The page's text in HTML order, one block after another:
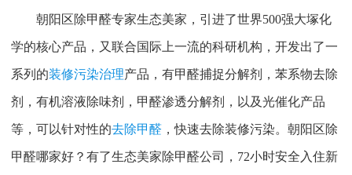
朝阳区除甲醛专家生态美家，引进了世界500强大塚化
学的核心产品，又联合国际上一流的科研机构，开发出了一
系列的装修污染治理产品，有甲醛捕捉分解剂，苯系物去除
剂，有机溶液除味剂，甲醛渗透分解剂，以及光催化产品
等，可以针对性的去除甲醛 ，快速去除装修污染。朝阳区除
甲醛哪家好？有了生态美家除甲醛公司， 72小时安全入住新